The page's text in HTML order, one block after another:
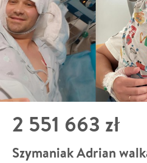
2 551 663 zł
Szymaniak Adrian